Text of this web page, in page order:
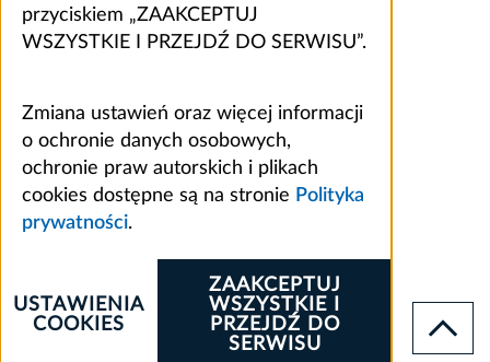
przyciskiem „ZAAKCEPTUJ
WSZYSTKIE I PRZEJDŹ DO SERWISU”.
Zmiana ustawień oraz więcej informacji
o ochronie danych osobowych,
ochronie praw autorskich i plikach
cookies dostępne są na stronie Polityka
prywatności.
ZAAKCEPTUJ
WSZYSTKIE I
PRZEJDŹ DO
SERWISU
USTAWIENIA
COOKIES